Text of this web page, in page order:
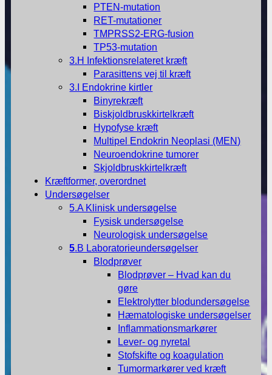
PTEN-mutation
RET-mutationer
TMPRSS2-ERG-fusion
TP53-mutation
3.H Infektionsrelateret kræft
Parasittens vej til kræft
3.I Endokrine kirtler
Binyrekræft
Biskjoldbruskkirtelkræft
Hypofyse kræft
Multipel Endokrin Neoplasi (MEN)
Neuroendokrine tumorer
Skjoldbruskkirtelkræft
Kræftformer, overordnet
Undersøgelser
5.A Klinisk undersøgelse
Fysisk undersøgelse
Neurologisk undersøgelse
5.B Laboratorieundersøgelser
Blodprøver
Blodprøver – Hvad kan du
gøre
Elektrolytter blodundersøgelse
Hæmatologiske undersøgelser
Inflammationsmarkører
Lever- og nyretal
Stofskifte og koagulation
Tumormarkører ved kræft